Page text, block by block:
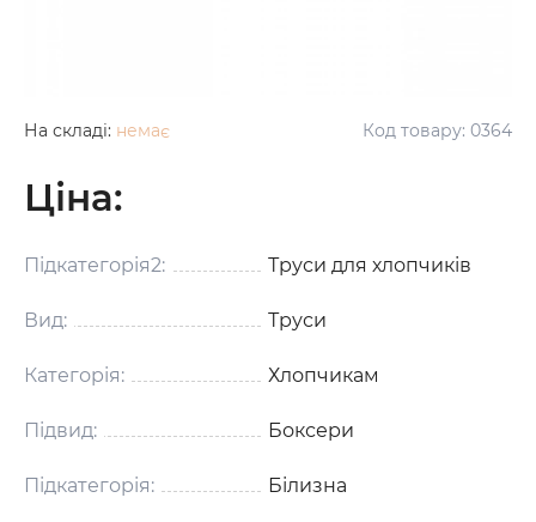
На складі: немає Код товару: 0364
Ціна:
Підкатегорія2: Труси для хлопчиків
Вид: Труси
Категорія: Хлопчикам
Підвид: Боксери
Підкатегорія: Білизна